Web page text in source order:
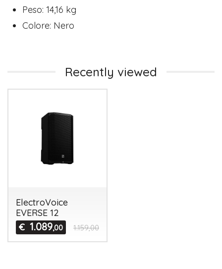
Peso: 14,16 kg
Colore: Nero
Recently viewed
ElectroVoice
EVERSE 12
€ 1.089,00 1.159,00